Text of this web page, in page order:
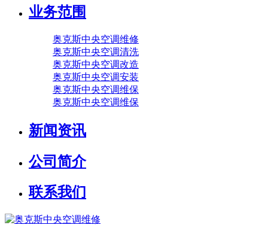
业务范围
奥克斯中央空调维修
奥克斯中央空调清洗
奥克斯中央空调改造
奥克斯中央空调安装
奥克斯中央空调维保
奥克斯中央空调维保
新闻资讯
公司简介
联系我们